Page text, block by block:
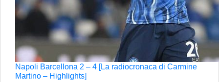
Napoli Barcellona 2 – 4 [La radiocronaca di Carmine
Martino – Highlights]